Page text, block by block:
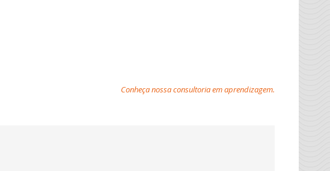
Conheça nossa consultoria em aprendizagem.